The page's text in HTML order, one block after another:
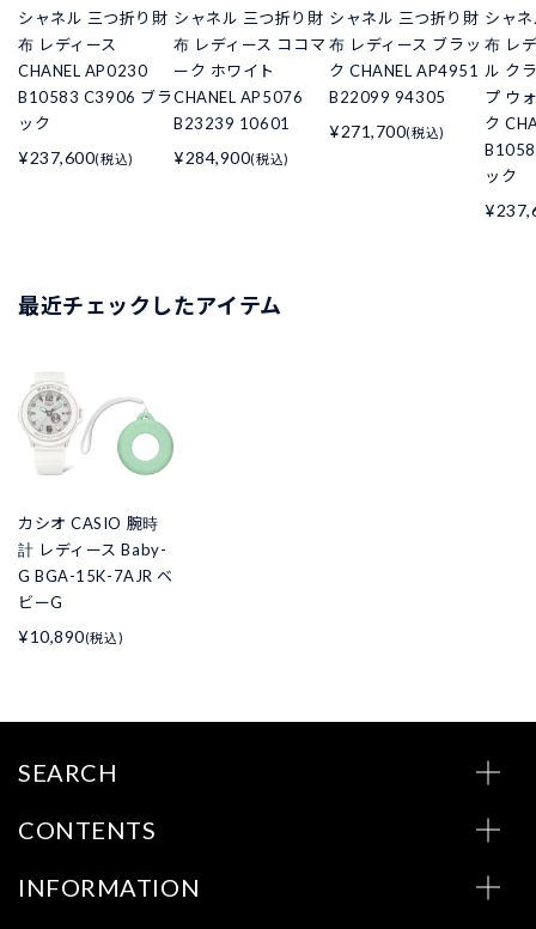
シャネル 三つ折り財
布 レディース
CHANEL AP0230
B10583 C3906 ブラ
ック
¥237,600(税込)
シャネル 三つ折り財
布 レディース ココマ
ーク ホワイト
CHANEL AP5076
B23239 10601
¥284,900(税込)
シャネル 三つ折り財
布 レディース ブラッ
ク CHANEL AP4951
B22099 94305
¥271,700(税込)
シャ
布 レ
ル ク
プ ウ
ク
ック
最近チェックしたアイテム
カシオ CASIO 腕時
計 レディース Baby-
G BGA-15K-7AJR ベ
ビーG
¥10,890(税込)
SEARCH
CONTENTS
INFORMATION